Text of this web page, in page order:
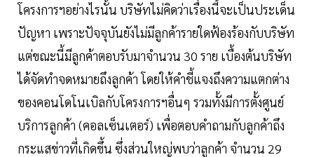
โครงการฯอย่างไรนั้น บริษัทไม่คิดว่าเรื่องนี้จะเป็นประเด็น
ปัญหา เพราะปัจจุบันยังไม่มีลูกค้ารายใดฟ้องร้องกับบริษัท
แต่ขณะนี้มีลูกค้าตอบรับมาจำนวน 30 ราย เบื้องต้นบริษัท
ได้จัดทำจดหมายถึงลูกค้า โดยให้คำชี้แจงถึงความแตกต่าง
ของคอนโดโนเบิลกับโครงการฯอื่นๆ รวมทั้งมีการตั้งศูนย์
บริการลูกค้า (คอลเซ็นเตอร์) เพื่อตอบคำถามกับลูกค้าถึง
กระแสข่าวที่เกิดขึ้น ซึ่งส่วนใหญ่พบว่าลูกค้า จำนวน 29